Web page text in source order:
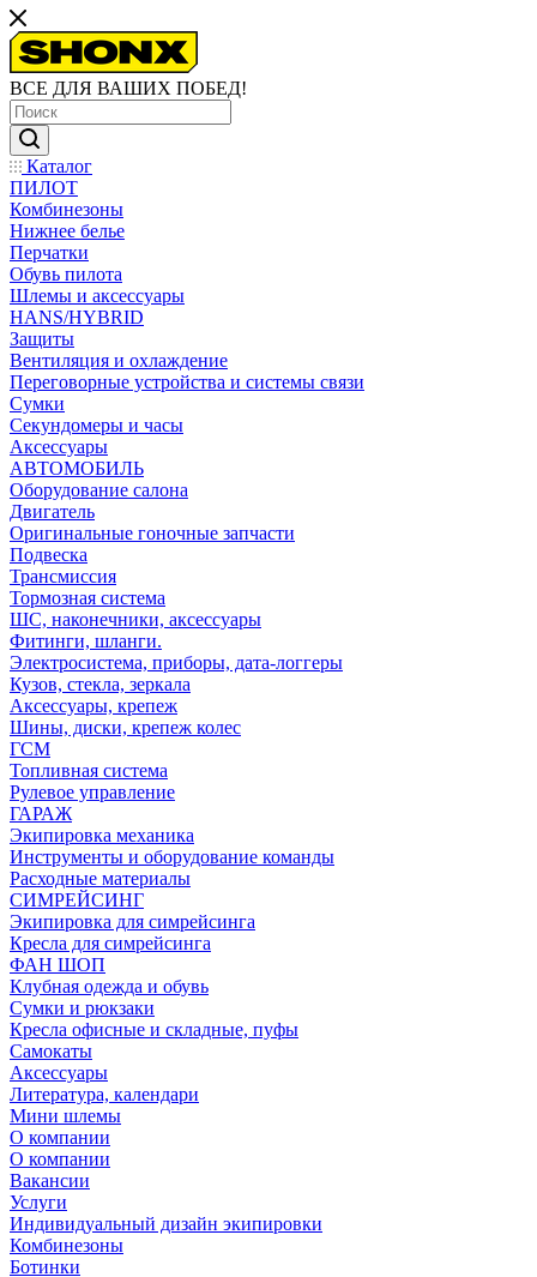
ВСЕ ДЛЯ ВАШИХ ПОБЕД!
Каталог
ПИЛОТ
Комбинезоны
Нижнее белье
Перчатки
Обувь пилота
Шлемы и аксессуары
HANS/HYBRID
Защиты
Вентиляция и охлаждение
Переговорные устройства и системы связи
Сумки
Секундомеры и часы
Аксессуары
АВТОМОБИЛЬ
Оборудование салона
Двигатель
Оригинальные гоночные запчасти
Подвеска
Трансмиссия
Тормозная система
ШС, наконечники, аксессуары
Фитинги, шланги.
Электросистема, приборы, дата-логгеры
Кузов, стекла, зеркала
Аксессуары, крепеж
Шины, диски, крепеж колес
ГСМ
Топливная система
Рулевое управление
ГАРАЖ
Экипировка механика
Инструменты и оборудование команды
Расходные материалы
СИМРЕЙСИНГ
Экипировка для симрейсинга
Кресла для симрейсинга
ФАН ШОП
Клубная одежда и обувь
Сумки и рюкзаки
Кресла офисные и складные, пуфы
Самокаты
Аксессуары
Литература, календари
Мини шлемы
О компании
О компании
Вакансии
Услуги
Индивидуальный дизайн экипировки
Комбинезоны
Ботинки